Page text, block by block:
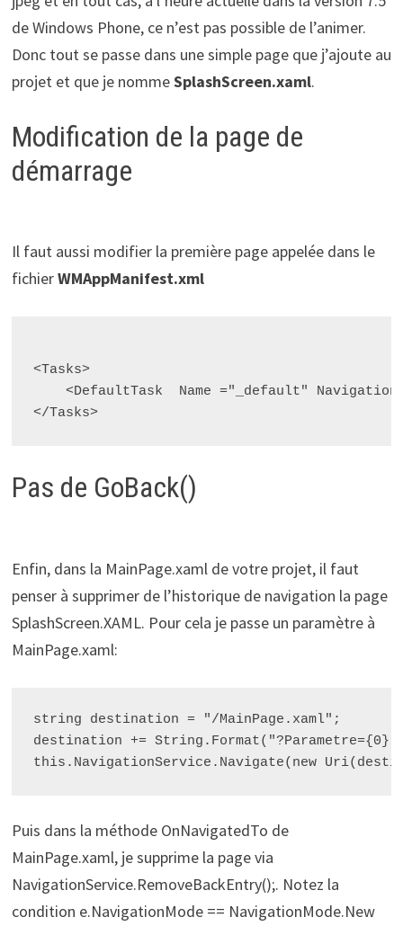
de Windows Phone, ce n’est pas possible de l’animer.
Donc tout se passe dans une simple page que j’ajoute au
projet et que je nommeSplashScreen.xaml.
Modification de la page de
démarrage
Il faut aussi modifier la première page appelée dans le
fichierWMAppManifest.xml
<Tasks>
<DefaultTask  Name ="_default"
</Tasks>
Pas de GoBack()
Enfin, dans la MainPage.xaml de votre projet, il faut
penser à supprimer de l’historique de navigation la page
SplashScreen.XAML. Pour cela je passe un paramètre à
MainPage.xaml:
string destination = "/MainPage.xaml";
destination +=
Puis dans la méthode OnNavigatedTo de
MainPage.xaml, je supprime la page via
NavigationService.RemoveBackEntry();. Notez la
condition e.NavigationMode == NavigationMode.New